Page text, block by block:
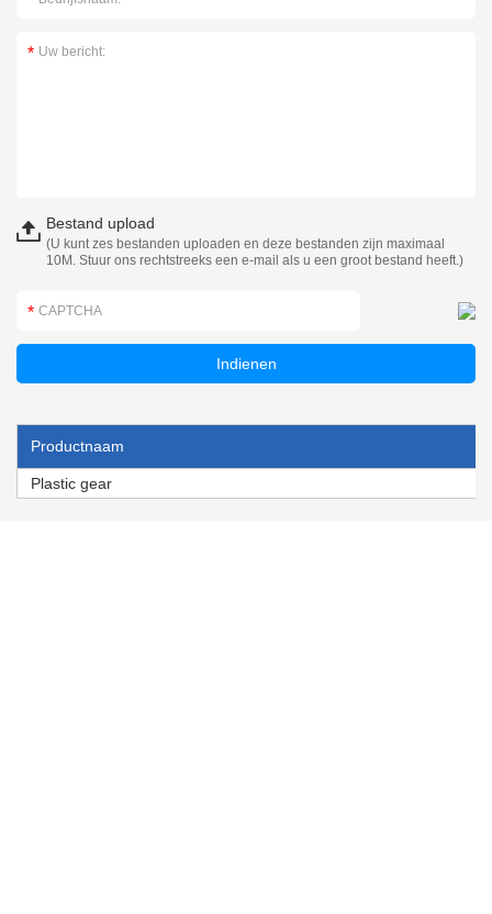
Bestand upload
(U kunt zes bestanden uploaden en deze bestanden zijn maximaal
10M. Stuur ons rechtstreeks een e-mail als u een groot bestand heeft.)
Productnaam
Plastic gear